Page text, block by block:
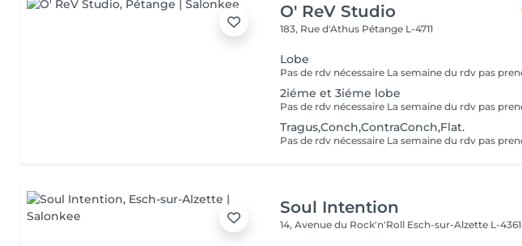
O' ReV Studio
183, Rue d'Athus Pétange L-4711
Lobe
2iéme et 3iéme lobe
Tragus,Conch,ContraConch,Flat.
Soul Intention
14, Avenue du Rock'n'Roll Esch-sur-Alzette L-4361